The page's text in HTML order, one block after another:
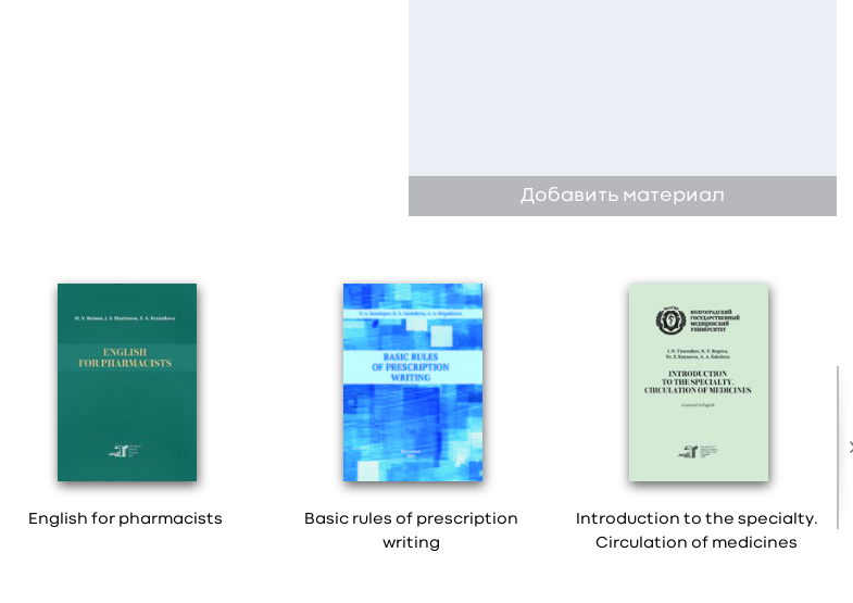
Добавить материал
English for pharmacists
Basic rules of prescription
writing
Introduction to the specialty.
Circulation of medicines